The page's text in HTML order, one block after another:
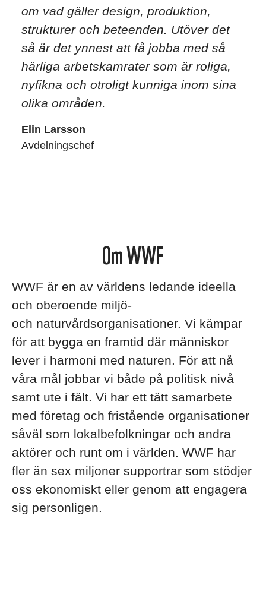
om vad gäller design, produktion,
strukturer och beteenden. Utöver det
så är det ynnest att få jobba med så
härliga arbetskamrater som är roliga,
nyfikna och otroligt kunniga inom sina
olika områden.
Elin Larsson
Avdelningschef
Om WWF
WWF är en av världens ledande ideella
och oberoende miljö-
och naturvårdsorganisationer. Vi kämpar
för att bygga en framtid där människor
lever i harmoni med naturen. För att nå
våra mål jobbar vi både på politisk nivå
samt ute i fält. Vi har ett tätt samarbete
med företag och fristående organisationer
såväl som lokalbefolkningar och andra
aktörer och runt om i världen. WWF har
fler än sex miljoner supportrar som stödjer
oss ekonomiskt eller genom att engagera
sig personligen.